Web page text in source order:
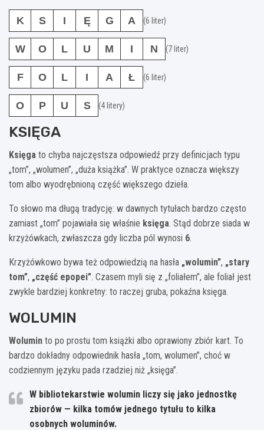
K S I Ę G A (6 liter)
W O L U M I N (7 liter)
F O L I A Ł (6 liter)
O P U S (4 litery)
KSIĘGA
Księga to chyba najczęstsza odpowiedź przy definicjach typu
„tom”, „wolumen”, „duża książka”. W praktyce oznacza większy
tom albo wyodrębnioną część większego dzieła.
To słowo ma długą tradycję: w dawnych tytułach bardzo często
zamiast „tom” pojawiała się właśnie księga. Stąd dobrze siada w
krzyżówkach, zwłaszcza gdy liczba pól wynosi 6.
Krzyżówkowo bywa też odpowiedzią na hasła „wolumin”, „stary
tom”, „część epopei”. Czasem myli się z „foliałem”, ale foliał jest
zwykle bardziej konkretny: to raczej gruba, pokaźna księga.
WOLUMIN
Wolumin to po prostu tom książki albo oprawiony zbiór kart. To
bardzo dokładny odpowiednik hasła „tom, wolumen”, choć w
codziennym języku pada rzadziej niż „księga”.
W bibliotekarstwie wolumin liczy się jako jednostkę
zbiorów — kilka tomów jednego tytułu to kilka
osobnych woluminów.